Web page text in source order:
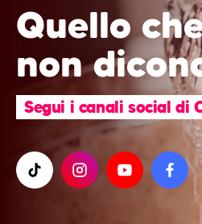
Quello
non
Segui i canali social di